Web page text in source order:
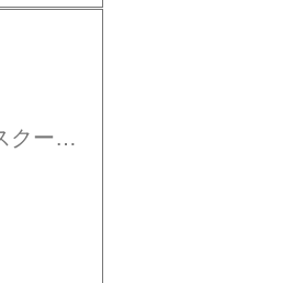
クール